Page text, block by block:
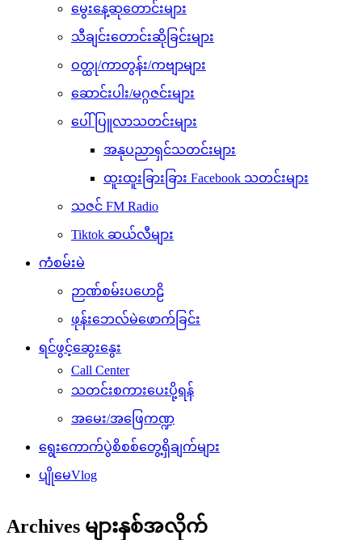
မွေးနေ့ဆုတောင်းများ
သီချင်းတောင်းဆိုခြင်းများ
ဝတ္ထု/ကာတွန်း/ကဗျာများ
ဆောင်းပါး/မဂ္ဂဇင်းများ
ပေါ်ပြူလာသတင်းများ
အနုပညာရှင်သတင်းများ
ထူးထူးခြားခြား Facebook သတင်းများ
သဇင် FM Radio
Tiktok ဆယ်လီများ
ကံစမ်းမဲ
ဉာဏ်စမ်းပဟေဠိ
ဖုန်းဘေလ်မဲဖောက်ခြင်း
ရင်ဖွင့်ဆွေးနွေး
Call Center
သတင်းစကားပေးပို့ရန်
အမေး/အဖြေကဏ္ဍ
ရွေးကောက်ပွဲစိစစ်တွေ့ရှိချက်များ
ပျိုမေVlog
Archives များနှစ်အလိုက်